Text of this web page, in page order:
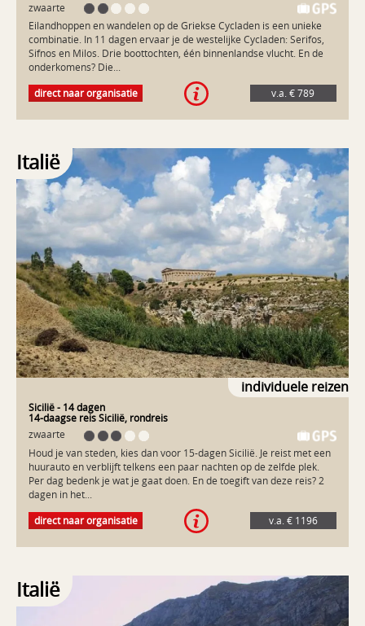
zwaarte
Eilandhoppen en wandelen op de Griekse Cycladen is een unieke
combinatie. In 11 dagen ervaar je de westelijke Cycladen: Serifos,
Sifnos en Milos. Drie boottochten, één binnenlandse vlucht. En de
onderkomens? Die...
Eilandhoppen en wandelen op de Griekse Cycladen is een unieke
combinatie. In 11 dagen ervaar je de westelijke Cycladen: Serifos,
van de Cycladen. Vanaf de boot zie je de wit geblokte huizen en
kapellen van het stadje Chora al liggen. Vastgeplakt tegen de steile
rotsen. Oude wandelpaden zigzaggen vanaf de haven omhoog naar
het uniek gelegen Chora. Het wandelavontuur begint hier! Sifnos
biedt alles wat je je maar wenst. Fraaie wandelpaden, afdalen door
groene valleien met witte kapellen. Uitrusten op een strandje,
dwalen door smalle steegjes in fraaie plaatsjes. Fruitversierde
ontbijten op het terras met het geluid van de zee. Verfrissende
drankjes bij een zonsondergang. Sifnos is Griekenland op z’n
mooist. Milos: één grote baai, idyllische haventjes met vele
terrasjes, wandelen door vulkanisch landschap en langs blinkend
witte rotsen. Fraaie zonsondergangen en sfeervolle plaatsjes. Milos
is een waardige afsluiting van deze 11-daagse eilandhop.
direct naar organisatie v.a. € 789
Italië
individuele reizen
Sicilië- 14 dagen
14-daagse reis Sicilië, rondreis
zwaarte
Houd je van steden, kies dan voor 15-dagen Sicilië. Je reist met een
huurauto en verblijft telkens een paar nachten op de zelfde plek.
Per dag bedenk je wat je gaat doen. En de toegift van deze reis? 2
dagen in het...
Houd je van steden, kies dan voor 15-dagen Sicilië. Je reist met een
huurauto en verblijft telkens een paar nachten op de zelfde plek.
Linguaglossa, wandel je door een natuurpark, langs grote
lavabrokken en door groene kastanjebossen. Heel anders is Noto:
plek van de olijven, natuurparken en vogelreservaten. In Agrigento
bezoek je de tempelvalleien. San Giuseppe Iato is het ruige
direct naar organisatie v.a. € 1196
Italië